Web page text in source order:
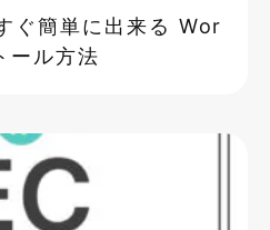
ぐ簡単に出来る Wor
ール方法